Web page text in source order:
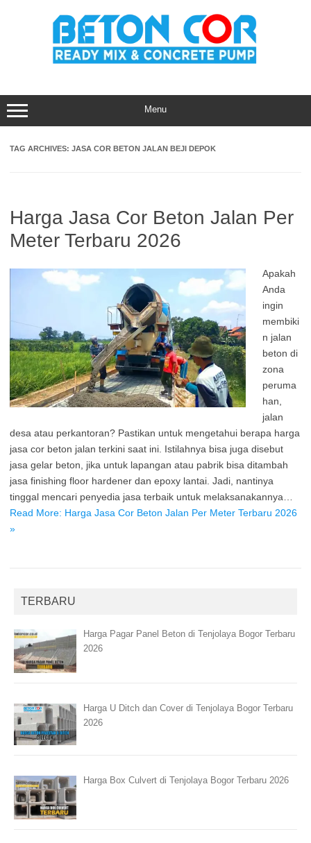
Menu
TAG ARCHIVES: JASA COR BETON JALAN BEJI DEPOK
Harga Jasa Cor Beton Jalan Per
Meter Terbaru 2026
Apakah
Anda
ingin
membiki
n jalan
beton di
zona
peruma
han,
jalan
desa atau perkantoran? Pastikan untuk mengetahui berapa harga
jasa cor beton jalan terkini saat ini. Istilahnya bisa juga disebut
jasa gelar beton, jika untuk lapangan atau pabrik bisa ditambah
jasa finishing floor hardener dan epoxy lantai. Jadi, nantinya
tinggal mencari penyedia jasa terbaik untuk melaksanakannya…
Read More: Harga Jasa Cor Beton Jalan Per Meter Terbaru 2026
»
TERBARU
Harga Pagar Panel Beton di Tenjolaya Bogor Terbaru
2026
Harga U Ditch dan Cover di Tenjolaya Bogor Terbaru
2026
Harga Box Culvert di Tenjolaya Bogor Terbaru 2026